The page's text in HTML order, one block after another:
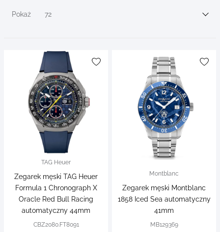
Pokaż 72
TAG Heuer
Zegarek męski TAG Heuer
Formula 1 Chronograph X
Oracle Red Bull Racing
automatyczny 44mm
CBZ2080.FT8091
Montblanc
Zegarek męski Montblanc
1858 Iced Sea automatyczny
41mm
MB129369